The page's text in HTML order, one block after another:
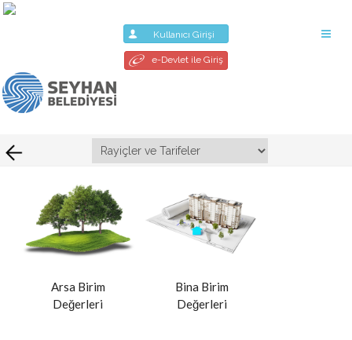
Kullanıcı Girişi
e-Devlet ile Giriş
Arsa Birim
Değerleri
Bina Birim
Değerleri